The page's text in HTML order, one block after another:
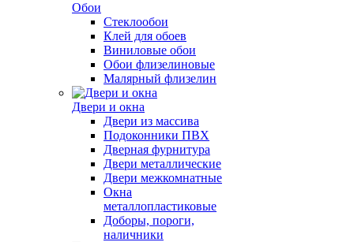
Обои
Стеклообои
Клей для обоев
Виниловые обои
Обои флизелиновые
Малярный флизелин
Двери и окна
Двери из массива
Подоконники ПВХ
Дверная фурнитура
Двери металлические
Двери межкомнатные
Окна
металлопластиковые
Доборы, пороги,
наличники